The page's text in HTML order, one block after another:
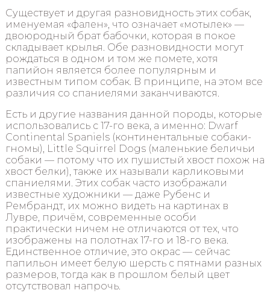
Существует и другая разновидность этих собак,
именуемая «фален», что означает «мотылек» —
двоюродный брат бабочки, которая в покое
складывает крылья. Обе разновидности могут
рождаться в одном и том же помете, хотя
папийон является более популярным и
известным типом собак. В принципе, на этом все
различия со спаниелями заканчиваются.
Есть и другие названия данной породы, которые
использовались с 17-го века, а именно: Dwarf
Continental Spaniels (континентальные собаки-
гномы), Little Squirrel Dogs (маленькие беличьи
собаки — потому что их пушистый хвост похож на
хвост белки), также их называли карликовыми
спаниелями. Этих собак часто изображали
известные художники — даже Рубенс и
Рембрандт, их можно видеть на картинах в
Лувре, причём, современные особи
практически ничем не отличаются от тех, что
изображены на полотнах 17-го и 18-го века.
Единственное отличие, это окрас — сейчас
папильон имеет белую шерсть с пятнами разных
размеров, тогда как в прошлом белый цвет
отсутствовал напрочь.